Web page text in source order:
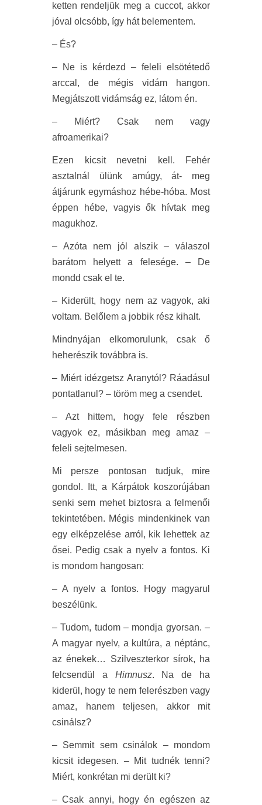
ketten rendeljük meg a cuccot, akkor
jóval olcsóbb, így hát belementem.
– És?
– Ne is kérdezd – feleli elsötétedő
arccal, de mégis vidám hangon.
Megjátszott vidámság ez, látom én.
– Miért? Csak nem vagy
afroamerikai?
Ezen kicsit nevetni kell. Fehér
asztalnál ülünk amúgy, át- meg
átjárunk egymáshoz hébe-hóba. Most
éppen hébe, vagyis ők hívtak meg
magukhoz.
– Azóta nem jól alszik – válaszol
barátom helyett a felesége. – De
mondd csak el te.
– Kiderült, hogy nem az vagyok, aki
voltam. Belőlem a jobbik rész kihalt.
Mindnyájan elkomorulunk, csak ő
heherészik továbbra is.
– Miért idézgetsz Aranytól? Ráadásul
pontatlanul? – töröm meg a csendet.
– Azt hittem, hogy fele részben
vagyok ez, másikban meg amaz –
feleli sejtelmesen.
Mi persze pontosan tudjuk, mire
gondol. Itt, a Kárpátok koszorújában
senki sem mehet biztosra a felmenői
tekintetében. Mégis mindenkinek van
egy elképzelése arról, kik lehettek az
ősei. Pedig csak a nyelv a fontos. Ki
is mondom hangosan:
– A nyelv a fontos. Hogy magyarul
beszélünk.
– Tudom, tudom – mondja gyorsan. –
A magyar nyelv, a kultúra, a néptánc,
az énekek… Szilveszterkor sírok, ha
felcsendül a Himnusz. Na de ha
kiderül, hogy te nem felerészben vagy
amaz, hanem teljesen, akkor mit
csinálsz?
– Semmit sem csinálok – mondom
kicsit idegesen. – Mit tudnék tenni?
Miért, konkrétan mi derült ki?
– Csak annyi, hogy én egészen az